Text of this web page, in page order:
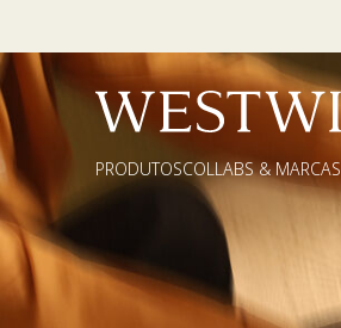
PRODUTOSCOLLABS & MARCAS